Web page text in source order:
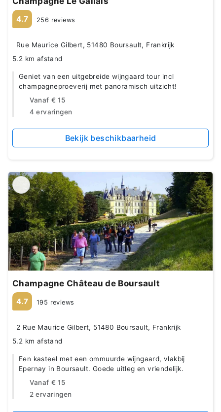
4.7 256 reviews
Rue Maurice Gilbert, 51480 Boursault, Frankrijk
5.2 km afstand
Geniet van een uitgebreide wijngaard tour incl
champagneproeverij met panoramisch uitzicht!
Vanaf € 15
4 ervaringen
Bekijk beschikbaarheid
Champagne Château de Boursault
4.7 195 reviews
2 Rue Maurice Gilbert, 51480 Boursault, Frankrijk
5.2 km afstand
Een kasteel met een ommuurde wijngaard, vlakbij
Epernay in Boursault. Goede uitleg en vriendelijk.
Vanaf € 15
2 ervaringen